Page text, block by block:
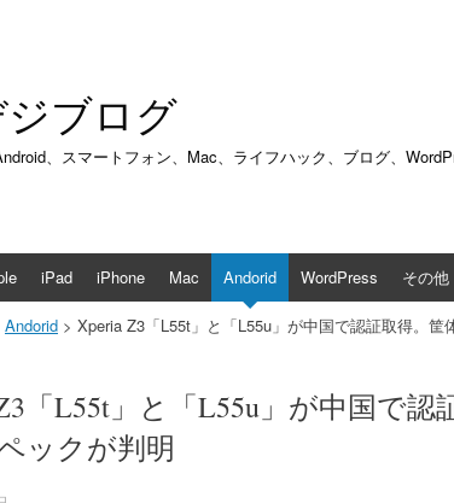
ブログ
、スマートフォン、Mac、ライフハック、ブログ、
iPad iPhone Mac Andorid WordPress その他
Andorid > Xperia Z3「L55t」と「L55u」が中国で認証取得。筐
「L55t」と「L55u」が中国で認
ックが判明